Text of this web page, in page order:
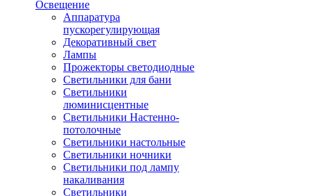
Освещение
Аппаратура
пускорегулирующая
Декоративный свет
Лампы
Прожекторы светодиодные
Светильники для бани
Светильники
люминисцентные
Светильники Настенно-
потолочные
Светильники настольные
Светильники ночники
Светильники под лампу
накаливания
Светильники